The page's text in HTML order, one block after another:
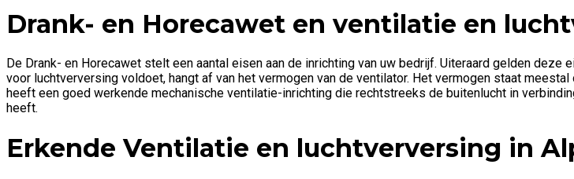
Drank- en Horecawet en ventilatie en
De Drank- en Horecawet stelt een aantal eisen aan de inrichting van uw bedrijf. Uiteraard gelden
voor luchtverversing voldoet, hangt af van het vermogen van de ventilator. Het vermogen staat
heeft een goed werkende mechanische ventilatie-inrichting die rechtstreeks de buitenlucht in
heeft.
Erkende Ventilatie en luchtverversing in